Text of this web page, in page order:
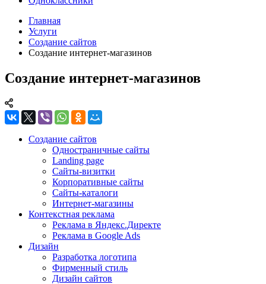
Главная
Услуги
Создание сайтов
Создание интернет-магазинов
Создание интернет-магазинов
Создание сайтов
Одностраничные сайты
Landing page
Сайты-визитки
Корпоративные сайты
Сайты-каталоги
Интернет-магазины
Контекстная реклама
Реклама в Яндекс.Директе
Реклама в Google Ads
Дизайн
Разработка логотипа
Фирменный стиль
Дизайн сайтов